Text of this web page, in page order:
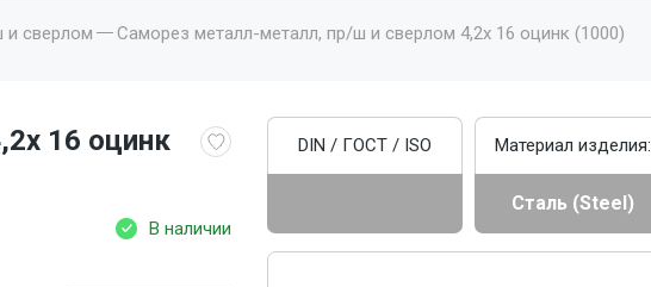
и сверлом Саморез металл-металл, пр/ш и сверлом 4,2x 16 оцинк (1000)
16 оцинк
В наличии
DIN / ГОСТ / ISO Материал изделия:
Сталь (Steel)